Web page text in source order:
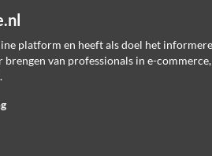
platform en heeft als doel het
brengen van professionals in e-commerce,